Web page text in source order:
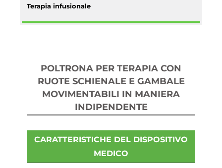
Terapia infusionale
POLTRONA PER TERAPIA CON
RUOTE SCHIENALE E GAMBALE
MOVIMENTABILI IN MANIERA
INDIPENDENTE
CARATTERISTICHE DEL DISPOSITIVO
MEDICO